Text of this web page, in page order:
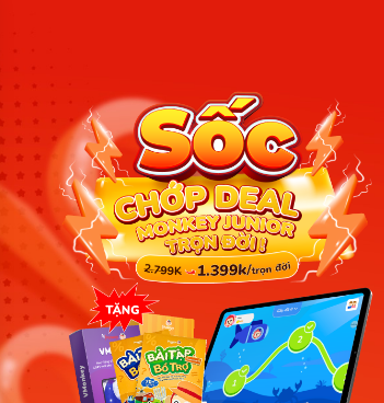
hàng ngày nên
nói chuyện.
lại vô cùng yêu
con học Monkey
bỏ lỡ buổi học với
người mẹ khi nói về
Junior và nói